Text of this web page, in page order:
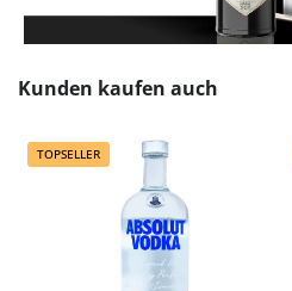
Produktgalerie überspringen
Kunden kaufen auch
TOPSELLER